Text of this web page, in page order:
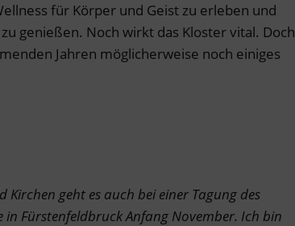
für Körper und Geist zu erleben und
genießen. Noch wirkt das Kloster vital. Doch
Jahren möglicherweise noch einiges
geht es auch bei einer Tagung des
in Fürstenfeldbruck Anfang November. Ich bin